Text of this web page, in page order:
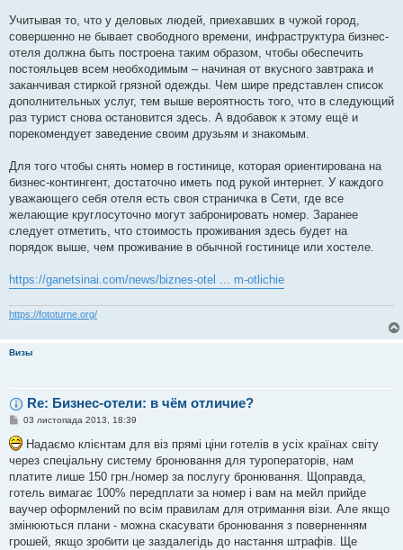
Учитывая то, что у деловых людей, приехавших в чужой город,
совершенно не бывает свободного времени, инфраструктура бизнес-
отеля должна быть построена таким образом, чтобы обеспечить
постояльцев всем необходимым – начиная от вкусного завтрака и
заканчивая стиркой грязной одежды. Чем шире представлен список
дополнительных услуг, тем выше вероятность того, что в следующий
раз турист снова остановится здесь. А вдобавок к этому ещё и
порекомендует заведение своим друзьям и знакомым.
Для того чтобы снять номер в гостинице, которая ориентирована на
бизнес-контингент, достаточно иметь под рукой интернет. У каждого
уважающего себя отеля есть своя страничка в Сети, где все
желающие круглосуточно могут забронировать номер. Заранее
следует отметить, что стоимость проживания здесь будет на
порядок выше, чем проживание в обычной гостинице или хостеле.
https://ganetsinai.com/news/biznes-otel ... m-otlichie
https://fototurne.org/
Визы
Re: Бизнес-отели: в чём отличие?
П
в
і
д
о
м
л
е
н
н
я
03 листопада 2013, 18:39
Надаємо клієнтам для віз прямі ціни готелів в усіх країнах світу
через спеціальну систему бронювання для туроператорів, нам
платите лише 150 грн./номер за послугу бронювання. Щоправда,
готель вимагає 100% передплати за номер і вам на мейл прийде
ваучер оформлений по всім правилам для отримання візи. Але якщо
змінюються плани - можна скасувати бронювання з поверненням
грошей, якщо зробити це заздалегідь до настання штрафів. Ще